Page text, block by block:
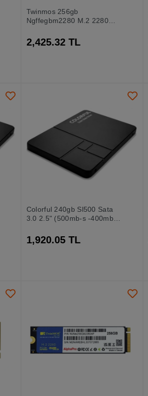
Twinmos 256gb
Ngffegbm2280 M.2 2280
3dnand Ssd Disk
2,425.32 TL
Colorful 240gb Sl500 Sata
3.0 2.5" (500mb-s -400mb-
1,920.05 TL